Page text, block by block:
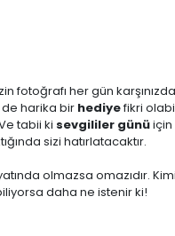
fotoğrafı her gün
harika bir hediyefikri
tabii ki sevgililer günüiçin
sizi hatırlatacaktır.
olmazsa omazıdır.
daha ne istenir ki!